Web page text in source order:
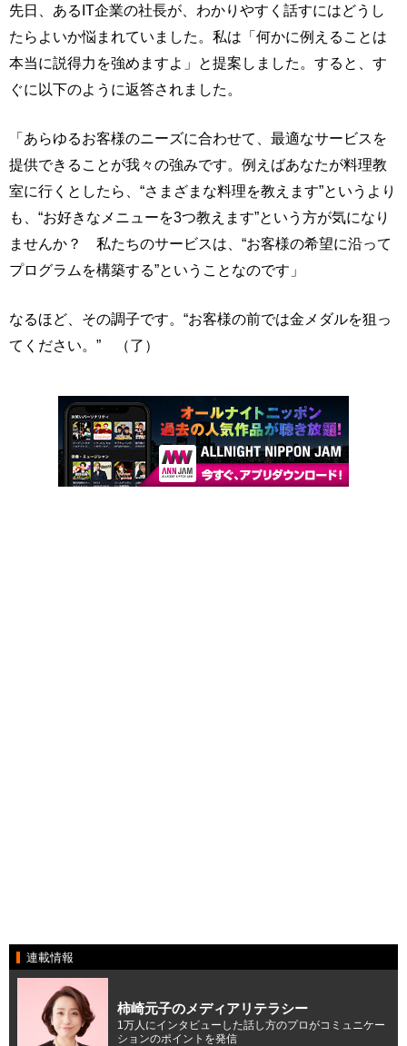
先日、あるIT企業の社長が、わかりやすく話すにはどうし
たらよいか悩まれていました。私は「何かに例えることは
本当に説得力を強めますよ」と提案しました。すると、す
ぐに以下のように返答されました。
「あらゆるお客様のニーズに合わせて、最適なサービスを
提供できることが我々の強みです。例えばあなたが料理教
室に行くとしたら、“さまざまな料理を教えます”というより
も、“お好きなメニューを3つ教えます”という方が気になり
ませんか？ 私たちのサービスは、“お客様の希望に沿って
プログラムを構築する”ということなのです」
なるほど、その調子です。“お客様の前では金メダルを狙っ
てください。” （了）
連載情報
柿崎元子のメディアリテラシー
1万人にインタビューした話し方のプロがコミュニケー
ションのポイントを発信